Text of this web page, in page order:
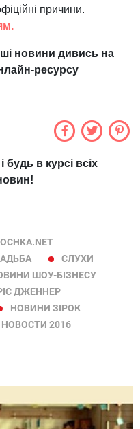
причини.
новини дивись на
ресурсу
і будь в курсі всіх
СЛУХИ
ШОУ-БІЗНЕСУ
ДЖЕННЕР
НОВИНИ ЗІРОК
НОВОСТИ 2016